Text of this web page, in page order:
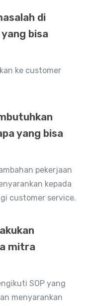
di
bisa
ke customer
yang bisa
pekerjaan
kepada
customer service.
mitra
SOP yang
menyarankan